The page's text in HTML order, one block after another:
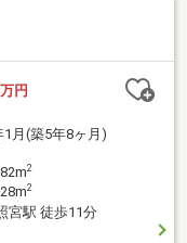
万円
1月(築5年8ヶ月)
2
2
宮駅 徒歩11分